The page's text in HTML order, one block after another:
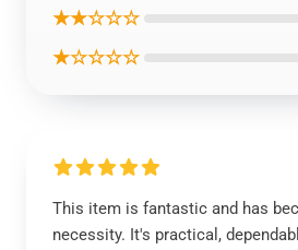
★★☆☆☆
★☆☆☆☆
This item is fantastic and has
necessity. It's practical,